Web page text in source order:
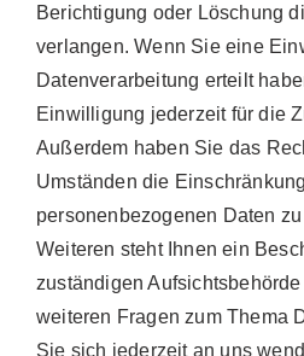
Berichtigung oder Löschung
verlangen. Wenn Sie eine
Datenverarbeitung erteilt
Einwilligung jederzeit für die
Außerdem haben Sie das
Umständen die
personenbezogenen Daten
Weiteren steht Ihnen ein
zuständigen
weiteren Fragen zum Thema
Sie sich jederzeit an uns